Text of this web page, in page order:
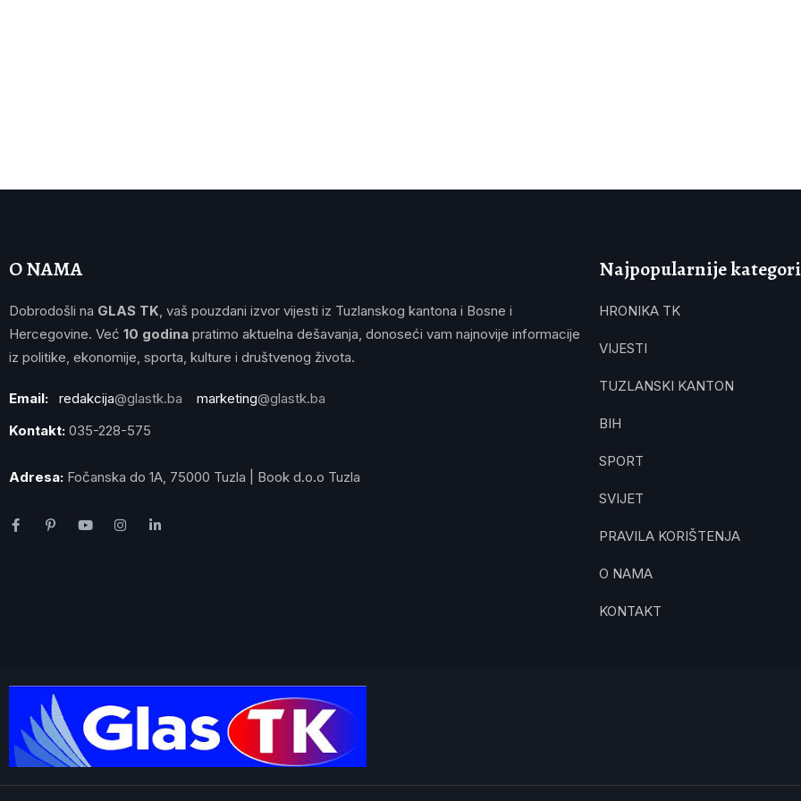
O NAMA
Dobrodošli na GLAS TK, vaš pouzdani izvor vijesti iz Tuzlanskog kantona i Bosne i
Hercegovine. Već 10 godina pratimo aktuelna dešavanja, donoseći vam najnovije informacije
iz politike, ekonomije, sporta, kulture i društvenog života.
Email: redakcija@glastk.ba marketing@glastk.ba
Kontakt: 035-228-575
Adresa: Fočanska do 1A, 75000 Tuzla | Book d.o.o Tuzla
Najpopularnije
HRONIKA TK
VIJESTI
TUZLANSKI KANTON
BIH
SPORT
SVIJET
PRAVILA KORIŠTENJA
O NAMA
KONTAKT